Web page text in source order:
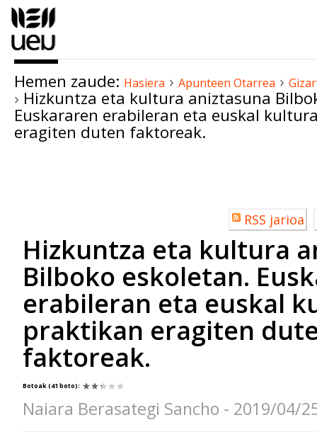
Hemen zaude: Hasiera › Apunteen Otarrea ›
› Hizkuntza eta kultura aniztasuna
Euskararen erabileran eta euskal
eragiten duten faktoreak.
Erabiltzailearen
akzioak
RSS jarioa
Hizkuntza eta kultura
Bilboko eskoletan.
erabileran eta euskal
praktikan eragiten
faktoreak.
Botoak(41 boto):
Naiara Berasategi Sancho - 2019/04/